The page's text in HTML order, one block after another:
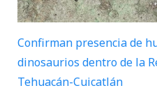
Confirman presencia de
dinosaurios dentro de la
Tehuacán-Cuicatlán